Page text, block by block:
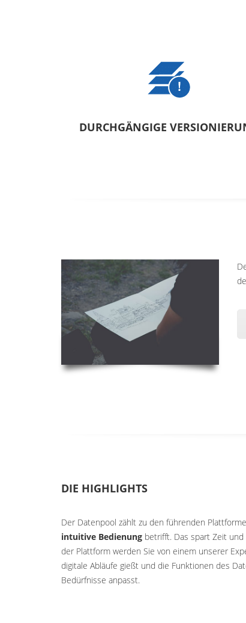
DURCHGÄNGIGE
DIE HIGHLIGHTS
Der Datenpool zählt zu den führenden
intuitive Bedienung betrifft. Das spart Zeit
der Plattform werden Sie von einem unserer
digitale Abläufe gießt und die Funktionen des
Bedürfnisse anpasst.